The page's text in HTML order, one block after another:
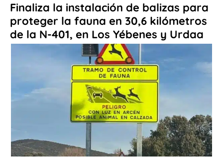
Finaliza la instalación de balizas para
proteger la fauna en 30,6 kilómetros
de la N-401, en Los Yébenes y Urdaa